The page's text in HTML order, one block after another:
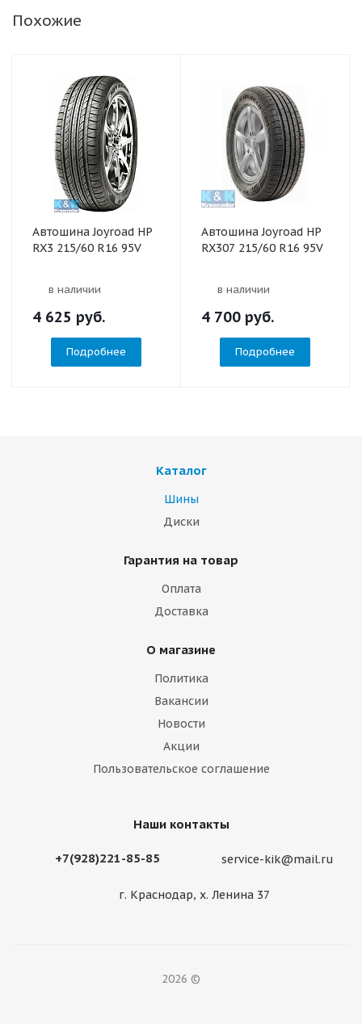
Похожие
Автошина Joyroad HP
RX3 215/60 R16 95V
в наличии
4 625 руб.
Подробнее
Автошина Joyroad HP
RX307 215/60 R16 95V
в наличии
4 700 руб.
Подробнее
Каталог
Шины
Диски
Гарантия на товар
Оплата
Доставка
О магазине
Политика
Вакансии
Новости
Акции
Пользовательское соглашение
Наши контакты
+7(928)221-85-85 service-kik@mail.ru
г. Краснодар, х. Ленина 37
2026 ©